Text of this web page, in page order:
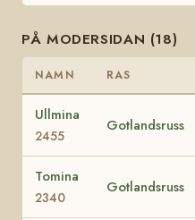
PÅ MODERSIDAN (18)
NAMN RAS
Ullmina
2455
Gotlandsruss
Tomina
2340
Gotlandsruss